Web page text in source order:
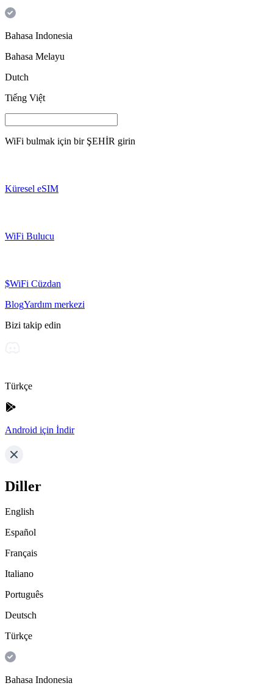
Bahasa Indonesia
Bahasa Melayu
Dutch
Tiếng Việt
WiFi bulmak için bir ŞEHİR girin
Küresel eSIM
WiFi Bulucu
$WiFi Cüzdan
BlogYardım merkezi
Bizi takip edin
Türkçe
Android için İndir
Diller
English
Español
Français
Italiano
Português
Deutsch
Türkçe
Bahasa Indonesia